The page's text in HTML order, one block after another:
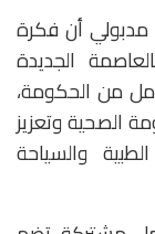
مدبولي أن فكرة
الجديدة
من الحكومة،
الصحية وتعزيز
والسياحة